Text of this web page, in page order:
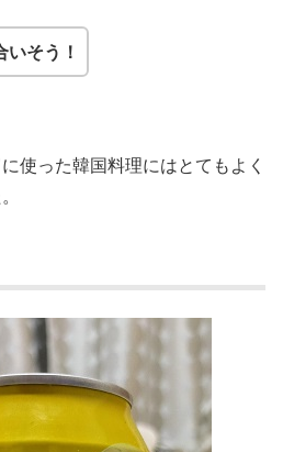
そう！
使った韓国料理にはとてもよく